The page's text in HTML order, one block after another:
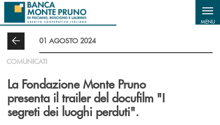
Salta al contenuto principale
MENU
01 AGOSTO 2024
COMUNICATI
La Fondazione Monte Pruno
presenta il trailer del docufilm "I
segreti dei luoghi perduti".